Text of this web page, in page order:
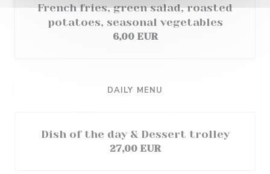
French fries, green salad, roasted
potatoes, seasonal vegetables
6,00 EUR
DAILY MENU
Dish of the day & Dessert trolley
27,00 EUR